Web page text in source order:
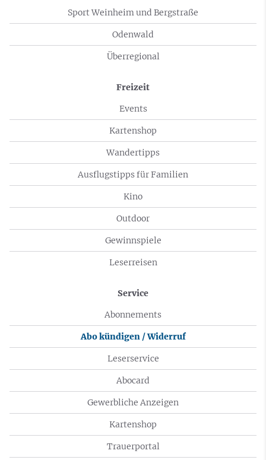
Sport Weinheim und Bergstraße
Odenwald
Überregional
Freizeit
Events
Kartenshop
Wandertipps
Ausflugstipps für Familien
Kino
Outdoor
Gewinnspiele
Leserreisen
Service
Abonnements
Abo kündigen / Widerruf
Leserservice
Abocard
Gewerbliche Anzeigen
Kartenshop
Trauerportal